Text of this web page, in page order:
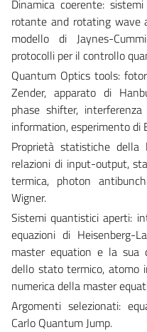
Dinamica coerente:
rotante and rotating wave
modello di Jaynes-
protocolli per il controllo
Quantum Optics tools:
Zender, apparato di
phase shifter,
information, esperimento di
Proprietà statistiche della
relazioni di input-output,
termica, photon
Wigner.
Sistemi quantistici aperti:
equazioni di Heisenberg-
master equation e la sua
dello stato termico, atomo
numerica della master
Argomenti selezionati:
Carlo Quantum Jump.